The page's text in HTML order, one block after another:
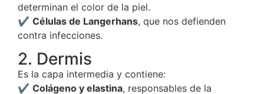
determinan el color de la piel.
✔️ Células de Langerhans, que nos defienden
contra infecciones.
2. Dermis
Es la capa intermedia y contiene:
✔️ Colágeno y elastina, responsables de la